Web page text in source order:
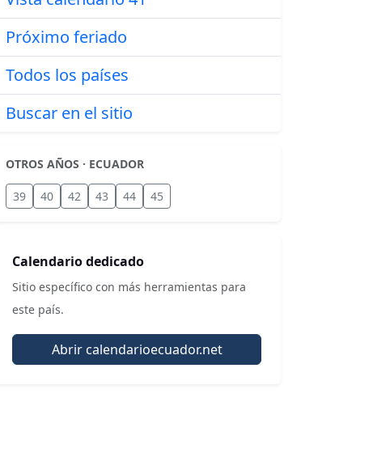
Próximo feriado
Todos los países
Buscar en el sitio
OTROS AÑOS · ECUADOR
39 40 42 43 44 45
Calendario dedicado
Sitio específico con más herramientas para
este país.
Abrir calendarioecuador.net